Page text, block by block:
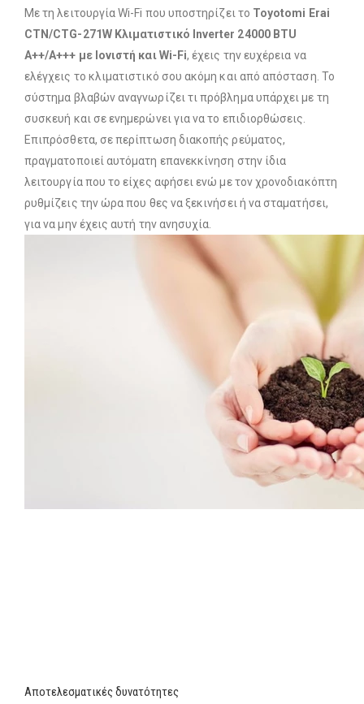
Με τη λειτουργία Wi-Fi που υποστηρίζει το Toyotomi Erai
CTN/CTG-271W Κλιματιστικό Inverter 24000 BTU
A++/A+++ με Ιονιστή και Wi-Fi, έχεις την ευχέρεια να
ελέγχεις το κλιματιστικό σου ακόμη και από απόσταση. Το
σύστημα βλαβών αναγνωρίζει τι πρόβλημα υπάρχει με τη
συσκευή και σε ενημερώνει για να το επιδιορθώσεις.
Επιπρόσθετα, σε περίπτωση διακοπής ρεύματος,
πραγματοποιεί αυτόματη επανεκκίνηση στην ίδια
λειτουργία που το είχες αφήσει ενώ με τον χρονοδιακόπτη
ρυθμίζεις την ώρα που θες να ξεκινήσει ή να σταματήσει,
για να μην έχεις αυτή την ανησυχία.
Αποτελεσματικές δυνατότητες